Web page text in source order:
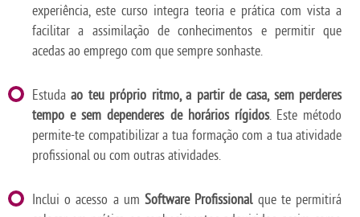
experiência, este curso integra teoria e prática com vista a
facilitar a assimilação de conhecimentos e permitir que
acedas ao emprego com que sempre sonhaste.
Estuda ao teu próprio ritmo, a partir de casa, sem perderes
tempo e sem dependeres de horários rígidos. Este método
permite-te compatibilizar a tua formação com a tua atividade
profissional ou com outras atividades.
Inclui o acesso a umSoftware Profissionalque te permitirá